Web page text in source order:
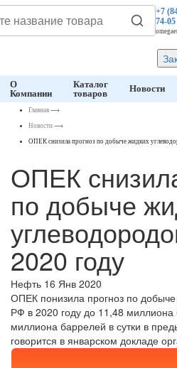
+7
74-05
О
Компании
Каталог
товаров
Новости
Главная ⟶
Новости ⟶
ОПЕК снизила прогноз по добыче жидких
ОПЕК
по добыче
2020 году
Нефть 16 Янв 2020
ОПЕК понизила прогноз по
РФ в 2020 году до 11,48 миллиона
миллиона баррелей в сутки в
говорится в январском докладе